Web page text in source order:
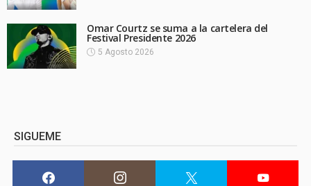
Omar Courtz se suma a la cartelera del
Festival Presidente 2026
5 Agosto 2026
SIGUEME